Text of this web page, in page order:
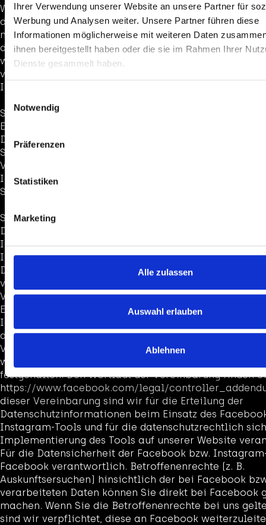
Ihrer Verwendung unserer Website an unsere Partner für
Werbung und Analysen weiter. Unsere Partner führen diese
Informationen möglicherweise mit weiteren Daten
ihnen bereitgestellt haben oder die sie im Rahmen Ihrer
Dienste gesammelt haben.
Notwendig
Präferenzen
Statistiken
Marketing
Alle zulassen
Auswahl erlauben
Ablehnen
Wenn Sie in Ihrem Instagram-Account eingeloggt
durch Anklicken des Instagram-Buttons die Inhalte
mit Ihrem Instagram-Profil verlinken. Dadurch kann
den Besuch dieser Website Ihrem Benutzerkonto
weisen darauf hin, dass wir als Anbieter der Seiten
vom Inhalt der übermittelten Daten sowie deren
Instagram erhalten.
Soweit eine Einwilligung (Consent) eingeholt wurde,
Einsatz des o. g. Dienstes auf Grundlage von Art. 6
DSGVO und § 25 TTDSG. Die Einwilligung ist
Soweit keine Einwilligung eingeholt wurde, erfolgt
Verwendung des Dienstes auf Grundlage unseres
Interesses an einer möglichst umfassenden
Sozialen Medien.
Soweit mit Hilfe des hier beschriebenen Tools
Daten auf unserer Website erfasst und an Facebook
Instagram weitergeleitet werden, sind wir und die
Ireland Limited, 4 Grand Canal Square, Grand Canal
Dublin 2, Irland gemeinsam für diese
verantwortlich (Art. 26 DSGVO). Die gemeinsame
Verantwortlichkeit beschränkt sich dabei
Erfassung der Daten und deren Weitergabe an
Instagram. Die nach der Weiterleitung erfolgende
durch Facebook bzw. Instagram ist nicht Teil der
Verantwortung. Die uns gemeinsam obliegenden
wurden in einer Vereinbarung über gemeinsame
festgehalten. Den Wortlaut der Vereinbarung finden
https://www.facebook.com/legal/
dieser Vereinbarung sind wir für die Erteilung der
Datenschutzinformationen beim Einsatz des
Instagram-Tools und für die datenschutzrechtlich
Implementierung des Tools auf unserer Website
Für die Datensicherheit der Facebook bzw.
Facebook verantwortlich. Betroffenenrechte (z. B.
Auskunftsersuchen) hinsichtlich der bei Facebook
verarbeiteten Daten können Sie direkt bei Facebook
machen. Wenn Sie die Betroffenenrechte bei uns
sind wir verpflichtet, diese an Facebook